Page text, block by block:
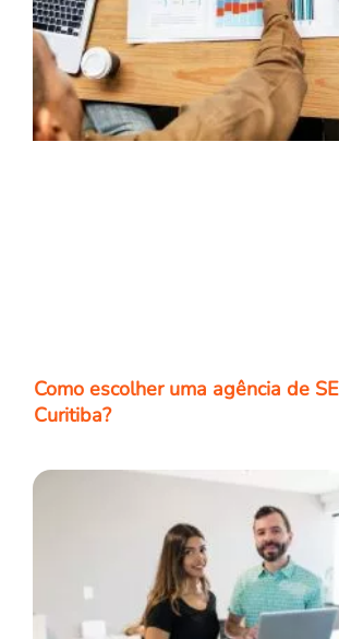
Como escolher uma agência de
Curitiba?